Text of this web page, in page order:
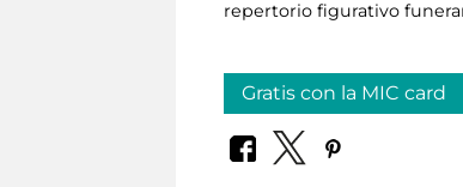
repertorio figurativo
Gratis con la MIC card